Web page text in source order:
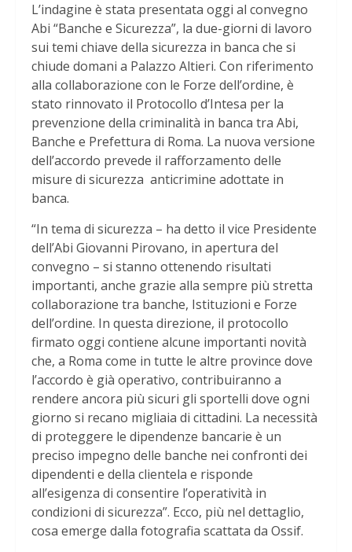
L’indagine è stata presentata oggi al convegno
Abi “Banche e Sicurezza”, la due-giorni di lavoro
sui temi chiave della sicurezza in banca che si
chiude domani a Palazzo Altieri. Con riferimento
alla collaborazione con le Forze dell’ordine, è
stato rinnovato il Protocollo d’Intesa per la
prevenzione della criminalità in banca tra Abi,
Banche e Prefettura di Roma. La nuova versione
dell’accordo prevede il rafforzamento delle
misure di sicurezza anticrimine adottate in
banca.
“In tema di sicurezza – ha detto il vice Presidente
dell’Abi Giovanni Pirovano, in apertura del
convegno – si stanno ottenendo risultati
importanti, anche grazie alla sempre più stretta
collaborazione tra banche, Istituzioni e Forze
dell’ordine. In questa direzione, il protocollo
firmato oggi contiene alcune importanti novità
che, a Roma come in tutte le altre province dove
l’accordo è già operativo, contribuiranno a
rendere ancora più sicuri gli sportelli dove ogni
giorno si recano migliaia di cittadini. La necessità
di proteggere le dipendenze bancarie è un
preciso impegno delle banche nei confronti dei
dipendenti e della clientela e risponde
all’esigenza di consentire l’operatività in
condizioni di sicurezza”. Ecco, più nel dettaglio,
cosa emerge dalla fotografia scattata da Ossif.